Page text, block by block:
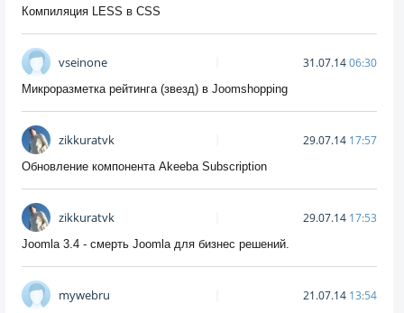
Компиляция LESS в CSS
vseinone 31.07.1406:30
Микроразметка рейтинга (звезд) в Joomshopping
zikkuratvk 29.07.14 17:57
Обновление компонента Akeeba Subscription
zikkuratvk 29.07.14 17:53
Joomla 3.4 - смерть Joomla для бизнес решений.
mywebru 21.07.14 13:54